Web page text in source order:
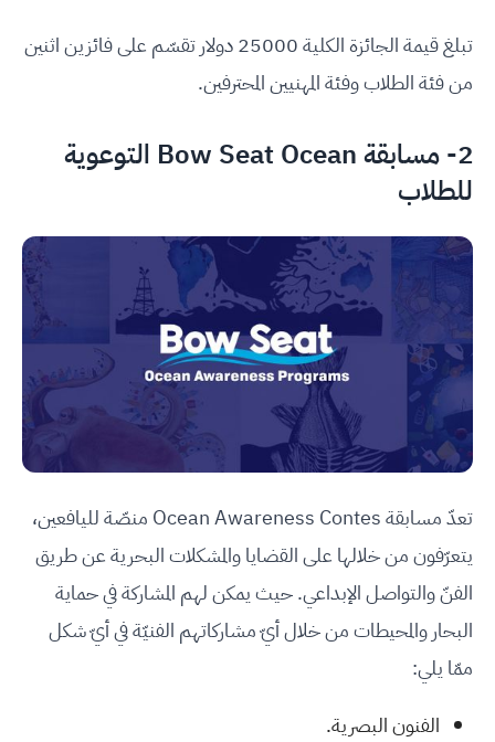
تبلغ قيمة الجائزة الكلية 25000 دولار تقسّم على فائزين اثنين
من فئة الطلاب وفئة المهنيين المحترفين.
2- مسابقةBow Seat Ocean التوعوية
للطلاب
تعدّ مسابقة Ocean Awareness Contes منصّة لليافعين،
يتعرّفون من خلالها على القضايا والمشكلات البحرية عن طريق
الفنّ والتواصل الإبداعي. حيث يمكن لهم المشاركة في حماية
البحار والمحيطات من خلال أيّ مشاركاتهم الفنيّة في أيّ شكل
ممّا يلي:
الفنون البصرية.